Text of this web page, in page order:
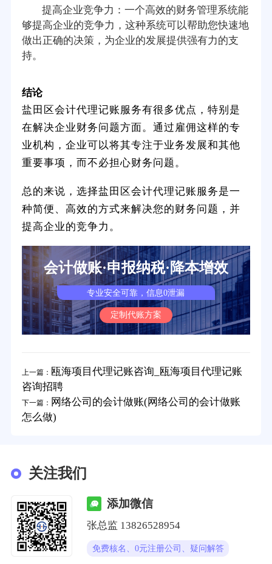
提高企业竞争力：一个高效的财务管理系统能
够提高企业的竞争力，这种系统可以帮助您快速地
做出正确的决策，为企业的发展提供强有力的支
持。
结论
盐田区会计代理记账服务有很多优点，特别是
在解决企业财务问题方面。通过雇佣这样的专
业机构，企业可以将其专注于业务发展和其他
重要事项，而不必担心财务问题。
总的来说，选择盐田区会计代理记账服务是一
种简便、高效的方式来解决您的财务问题，并
提高企业的竞争力。
会计做账·申报纳税·降本增效
专业安全可靠，信息0泄漏
定制代账方案
上一篇： 瓯海项目代理记账咨询_瓯海项目代理记账
咨询招聘
下一篇： 网络公司的会计做账(网络公司的会计做账
怎么做)
关注我们
添加微信
张总监 13826528954
免费核名、0元注册公司、疑问解答